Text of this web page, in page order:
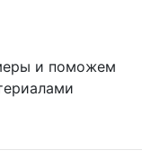
и поможем